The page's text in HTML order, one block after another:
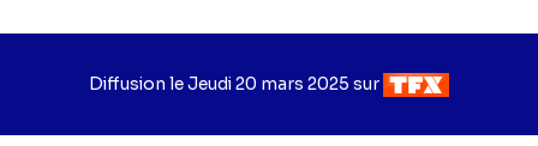
Diffusion leJour
diffusion
Jeudi 20 mars 2025 sur Chaîne
diffusion